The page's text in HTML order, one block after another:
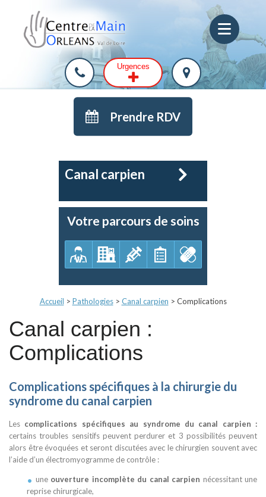
Urgences
Prendre RDV
Canal carpien
Votre parcours de soins
Accueil > Pathologies> Canal carpien > Complications
Canal carpien :
Complications
Complications spécifiques à la chirurgie du
syndrome du canal carpien
Les complications spécifiques au syndrome du canal carpien :
certains troubles sensitifs peuvent perdurer et 3 possibilités peuvent
alors être évoquées et seront discutées avec le chirurgien souvent avec
l’aide d’un électromyogramme de contrôle :
une ouverture incomplète du canal carpien nécessitant une
reprise chirurgicale,